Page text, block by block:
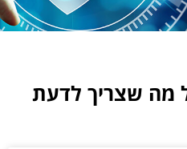
מה שצריך לדעת